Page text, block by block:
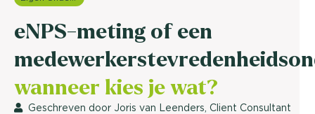
eNPS-meting of een
wanneer kies je wat?
Geschreven door Joris van Leenders, Client Consultant